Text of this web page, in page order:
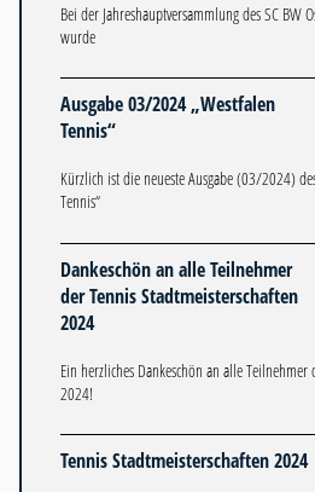
Bei der Jahreshauptversammlung des SC BW
wurde
Ausgabe 03/2024 „Westfalen
Tennis“
Kürzlich ist die neueste Ausgabe (03/2024)
Tennis“
Dankeschön an alle Teilnehmer
der Tennis Stadtmeisterschaften
2024
Ein herzliches Dankeschön an alle Teilnehmer
2024!
Tennis Stadtmeisterschaften 2024